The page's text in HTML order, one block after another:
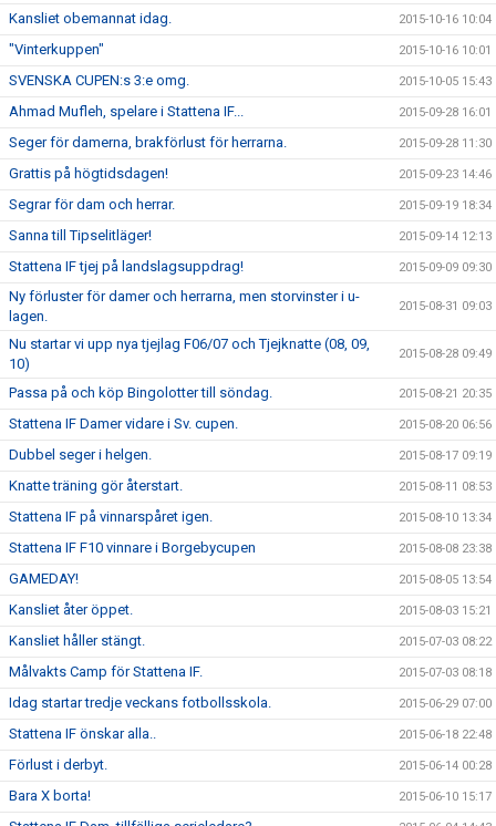
Kansliet obemannat idag. 2015-10-16 10:04
"Vinterkuppen" 2015-10-16 10:01
SVENSKA CUPEN:s 3:e omg. 2015-10-05 15:43
Ahmad Mufleh, spelare i Stattena IF... 2015-09-28 16:01
Seger för damerna, brakförlust för herrarna. 2015-09-28 11:30
Grattis på högtidsdagen! 2015-09-23 14:46
Segrar för dam och herrar. 2015-09-19 18:34
Sanna till Tipselitläger! 2015-09-14 12:13
Stattena IF tjej på landslagsuppdrag! 2015-09-09 09:30
Ny förluster för damer och herrarna, men storvinster i u-
lagen.
2015-08-31 09:03
Nu startar vi upp nya tjejlag F06/07 och Tjejknatte (08, 09,
10)
2015-08-28 09:49
Passa på och köp Bingolotter till söndag. 2015-08-21 20:35
Stattena IF Damer vidare i Sv. cupen. 2015-08-20 06:56
Dubbel seger i helgen. 2015-08-17 09:19
Knatte träning gör återstart. 2015-08-11 08:53
Stattena IF på vinnarspåret igen. 2015-08-10 13:34
Stattena IF F10 vinnare i Borgebycupen 2015-08-08 23:38
GAMEDAY! 2015-08-05 13:54
Kansliet åter öppet. 2015-08-03 15:21
Kansliet håller stängt. 2015-07-03 08:22
Målvakts Camp för Stattena IF. 2015-07-03 08:18
Idag startar tredje veckans fotbollsskola. 2015-06-29 07:00
Stattena IF önskar alla.. 2015-06-18 22:48
Förlust i derbyt. 2015-06-14 00:28
Bara X borta! 2015-06-10 15:17